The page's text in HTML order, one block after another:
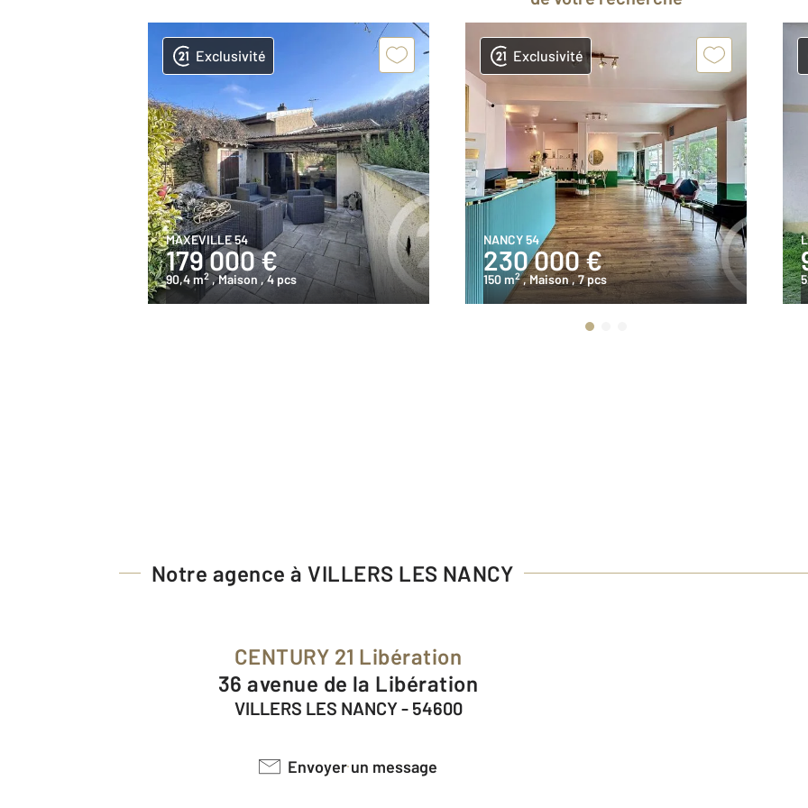
Exclusivité
MAXEVILLE 54
179 000 €
90,4 m2 , Maison , 4 pcs
Exclusivité
NANCY 54
230 000 €
150 m2 , Maison, 7 pcs
Notre agence à VILLERS LES NANCY
CENTURY 21 Libération
36 avenue de la Libération
VILLERS LES NANCY - 54600
Envoyer un message